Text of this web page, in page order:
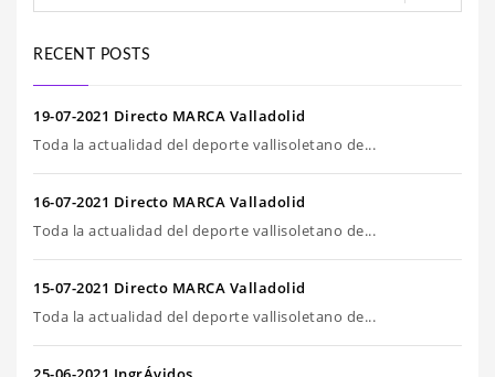
RECENT POSTS
19-07-2021 Directo MARCA Valladolid
Toda la actualidad del deporte vallisoletano de...
16-07-2021 Directo MARCA Valladolid
Toda la actualidad del deporte vallisoletano de...
15-07-2021 Directo MARCA Valladolid
Toda la actualidad del deporte vallisoletano de...